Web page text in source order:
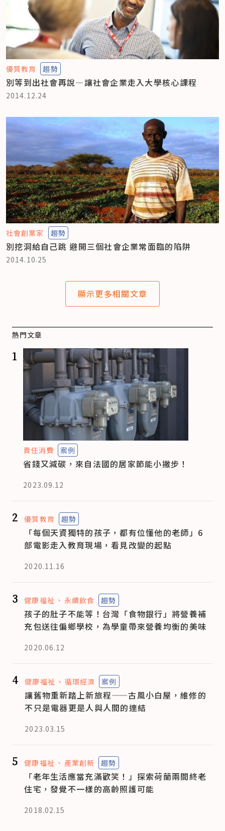
優質教育 趨勢
別等到出社會再說—讓社會企業走入大學核心課程
2014.12.24
社會創業家 趨勢
別挖洞給自己跳 避開三個社會企業常面臨的陷阱
2014.10.25
顯示更多相關文章
熱門文章
1
責任消費 案例
省錢又減碳，來自法國的居家節能小撇步！
2023.09.12
2 優質教育 趨勢
「每個天資獨特的孩子，都有位懂他的老師」6
部電影走入教育現場，看見改變的起點
2020.11.16
3 健康福祉 永續飲食 趨勢
孩子的肚子不能等！台灣「食物銀行」將營養補
充包送往偏鄉學校，為學童帶來營養均衡的美味
2020.06.12
4 健康福祉 循環經濟 案例
讓舊物重新踏上新旅程——古風小白屋，維修的
不只是電器更是人與人間的連結
2023.03.15
5 健康福祉 產業創新 趨勢
「老年生活應當充滿歡笑！」探索荷蘭兩間終老
住宅，發覺不一樣的高齡照護可能
2018.02.15